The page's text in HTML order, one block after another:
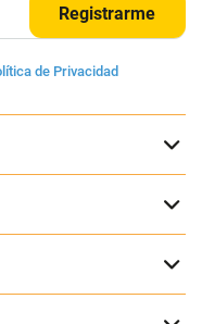
Registrarme
de Privacidad